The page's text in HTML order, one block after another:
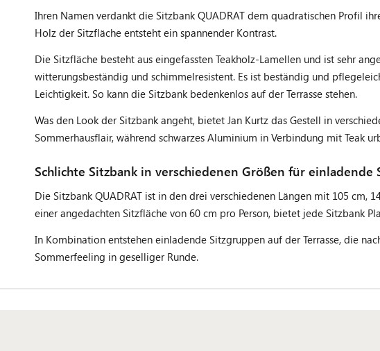
Ihren Namen verdankt die Sitzbank QUADRAT dem quadratischen Profil
Holz der Sitzfläche entsteht ein spannender Kontrast.
Die Sitzfläche besteht aus eingefassten Teakholz-Lamellen und ist sehr
witterungsbeständig und schimmelresistent. Es ist beständig und
Leichtigkeit. So kann die Sitzbank bedenkenlos auf der Terrasse stehen.
Was den Look der Sitzbank angeht, bietet Jan Kurtz das Gestell in
Sommerhausflair, während schwarzes Aluminium in Verbindung mit Teak
Schlichte Sitzbank in verschiedenen Größen für einladende
Die Sitzbank QUADRAT ist in den drei verschiedenen Längen mit 105 cm,
einer angedachten Sitzfläche von 60 cm pro Person, bietet jede Sitzbank
In Kombination entstehen einladende Sitzgruppen auf der Terrasse, die
Sommerfeeling in geselliger Runde.